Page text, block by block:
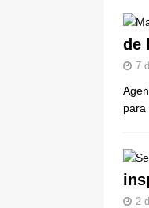
de
7
para
2